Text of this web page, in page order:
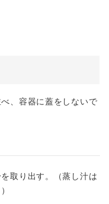
、容器に蓋をしないで
取り出す。（蒸し汁は